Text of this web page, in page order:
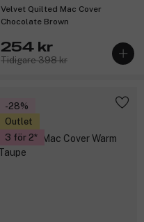
Velvet Quilted Mac Cover
Chocolate Brown
254 kr
Tidigare 398 kr
-28%
Outlet
3 för 2